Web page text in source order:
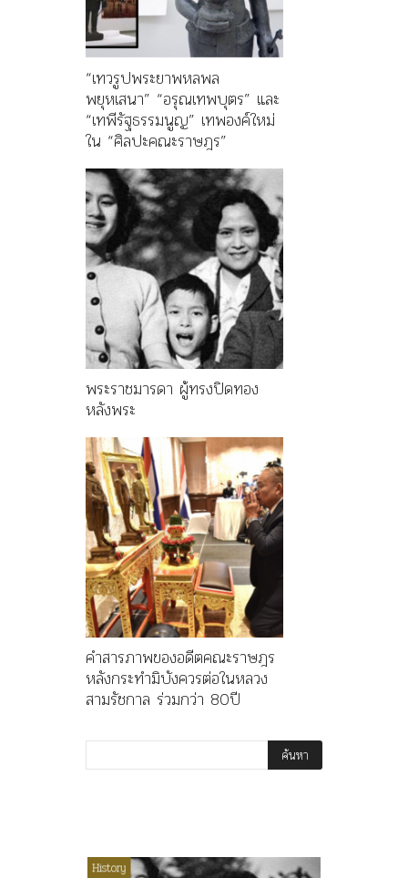
“เทวรูปพระยาพหลพล
พยุหเสนา” “อรุณเทพบุตร” และ
“เทพีรัฐธรรมนูญ” เทพองค์ใหม่
ใน “ศิลปะคณะราษฎร”
พระราชมารดา ผู้ทรงปิดทอง
หลังพระ
คำสารภาพของอดีตคณะราษฎร
หลังกระทำมิบังควรต่อในหลวง
สามรัชกาล ร่วมกว่า 80ปี
History